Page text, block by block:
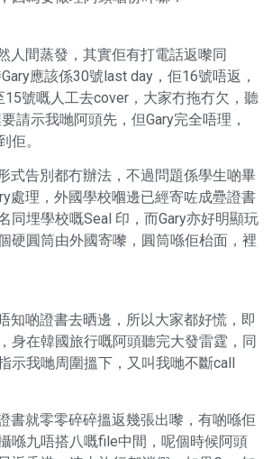
人間蒸發，其實佢有打電話返嚟同
應該係30號last day，佢16號唔返，
15號嘅人工去cover，大家冇拖冇欠，聽
請示我哋阿頭先，但Gary完全唔理，
佢。
式告別都冇辦法，不過問題係學生啲畢
處理，外國學校嗰邊已經寄咗成疉證書
同埋學校嘅Seal 印，而Gary亦好明顯玩
硬圓筒由外國寄嚟，圓筒喺佢枱面，裡
知啲證書去晒邊，所以大家都好慌，即
身在韓國旅行嘅阿頭聽完大發雷霆，同
示我哋周圍搵下，又叫我哋不斷call
書就零零碎碎搵返幾張出嚟，有啲喺佢
喺九唔搭八嘅file中間，呢個時候阿頭